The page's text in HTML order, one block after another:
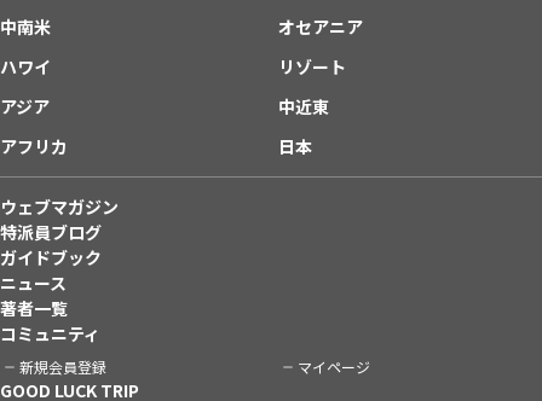
中南米
オセアニア
ハワイ
リゾート
アジア
中近東
アフリカ
日本
ウェブマガジン
特派員ブログ
ガイドブック
ニュース
著者一覧
コミュニティ
新規会員登録 マイページ
GOOD LUCK TRIP